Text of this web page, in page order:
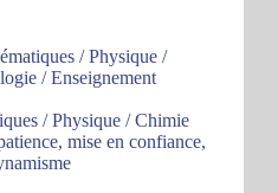
/ Physique /
/ Enseignement
/ Physique / Chimie
mise en confiance,